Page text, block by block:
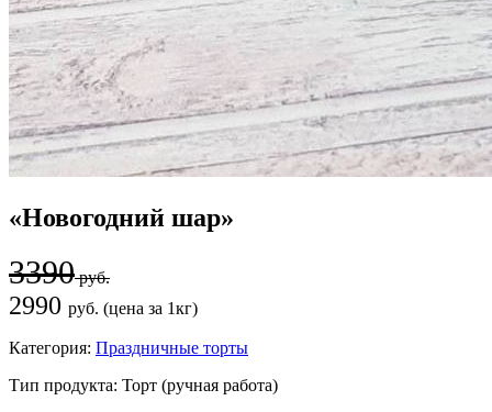
«Новогодний шар»
3390руб.
2990 руб. (цена за 1кг)
Категория: Праздничные торты
Тип продукта: Торт (ручная работа)